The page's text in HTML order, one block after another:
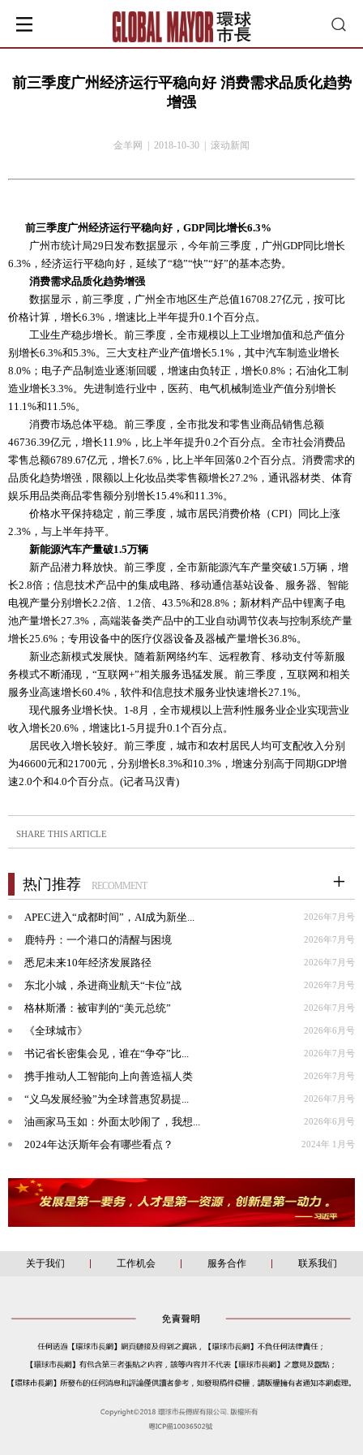
前三季度广州经济运行平稳向好 消费需求品质化趋势
增强
金羊网 | 2018-10-30 | 滚动新闻
前三季度广州经济运行平稳向好，GDP同比增长6.3%
广州市统计局29日发布数据显示，今年前三季度，广州GDP同比增长
6.3%，经济运行平稳向好，延续了“稳”“快”“好”的基本态势。
消费需求品质化趋势增强
数据显示，前三季度，广州全市地区生产总值16708.27亿元，按可比
价格计算，增长6.3%，增速比上半年提升0.1个百分点。
工业生产稳步增长。前三季度，全市规模以上工业增加值和总产值分
别增长6.3%和5.3%。三大支柱产业产值增长5.1%，其中汽车制造业增长
8.0%；电子产品制造业逐渐回暖，增速由负转正，增长0.8%；石油化工制
造业增长3.3%。先进制造行业中，医药、电气机械制造业产值分别增长
11.1%和11.5%。
消费市场总体平稳。前三季度，全市批发和零售业商品销售总额
46736.39亿元，增长11.9%，比上半年提升0.2个百分点。全市社会消费品
零售总额6789.67亿元，增长7.6%，比上半年回落0.2个百分点。消费需求的
品质化趋势增强，限额以上化妆品类零售额增长27.2%，通讯器材类、体育
娱乐用品类商品零售额分别增长15.4%和11.3%。
价格水平保持稳定，前三季度，城市居民消费价格（CPI）同比上涨
2.3%，与上半年持平。
新能源汽车产量破1.5万辆
新产品潜力释放快。前三季度，全市新能源汽车产量突破1.5万辆，增
长2.8倍；信息技术产品中的集成电路、移动通信基站设备、服务器、智能
电视产量分别增长2.2倍、1.2倍、43.5%和28.8%；新材料产品中锂离子电
池产量增长27.3%，高端装备类产品中的工业自动调节仪表与控制系统产量
增长25.6%；专用设备中的医疗仪器设备及器械产量增长36.8%。
新业态新模式发展快。随着新网络约车、远程教育、移动支付等新服
务模式不断涌现，“互联网+”相关服务迅猛发展。前三季度，互联网和相关
服务业高速增长60.4%，软件和信息技术服务业快速增长27.1%。
现代服务业增长快。1-8月，全市规模以上营利性服务业企业实现营业
收入增长20.6%，增速比1-5月提升0.1个百分点。
居民收入增长较好。前三季度，城市和农村居民人均可支配收入分别
为46600元和21700元，分别增长8.3%和10.3%，增速分别高于同期GDP增
速2.0个和4.0个百分点。(记者马汉青)
SHARE THIS ARTICLE
热门推荐 RECOMMENT
APEC进入“成都时间”，AI成为新坐... 2026年7月号
鹿特丹：一个港口的清醒与困境 2026年7月号
悉尼未来10年经济发展路径 2026年7月号
东北小城，杀进商业航天“卡位”战 2026年7月号
格林斯潘：被审判的“美元总统” 2026年7月号
《全球城市》 2026年6月号
书记省长密集会见，谁在“争夺”比... 2026年7月号
携手推动人工智能向上向善造福人类 2026年7月号
“义乌发展经验”为全球普惠贸易提... 2026年7月号
油画家马玉如：外面太吵闹了，我想... 2026年6月号
2024年达沃斯年会有哪些看点？ 2024年 1月号
关于我们 工作机会 服务合作 联系我们